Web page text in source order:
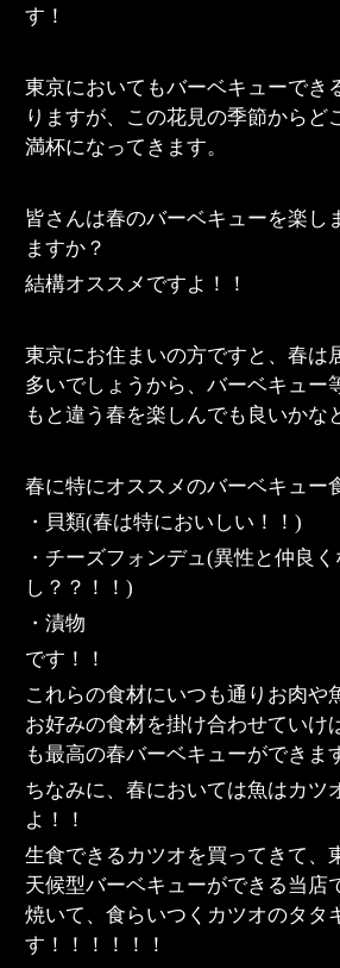
す！
東京においてもバーベキューでき
りますが、この花見の季節からど
満杯になってきます。
皆さんは春のバーベキューを楽し
ますか？
結構オススメですよ！！
東京にお住まいの方ですと、春は
多いでしょうから、バーベキュー
もと違う春を楽しんでも良いかな
春に特にオススメのバーベキュー
・貝類(春は特においしい！！)
・チーズフォンデュ(異性と仲良
し？？！！)
・漬物
です！！
これらの食材にいつも通りお肉や
お好みの食材を掛け合わせていけ
も最高の春バーベキューができま
ちなみに、春においては魚はカツ
よ！！
生食できるカツオを買ってきて、
天候型バーベキューができる当店
焼いて、食らいつくカツオのタタ
す！！！！！！